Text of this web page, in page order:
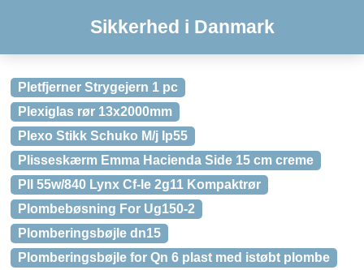
Sikkerhed i Danmark
Pletfjerner Strygejern 1 pc
Plexiglas rør 13x2000mm
Plexo Stikk Schuko M/j Ip55
Plisseskærm Emma Hacienda Side 15 cm creme
Pll 55w/840 Lynx Cf-le 2g11 Kompaktrør
Plombebøsning For Ug150-2
Plomberingsbøjle dn15
Plomberingsbøjle for Qn 6 plast med istøbt plombe